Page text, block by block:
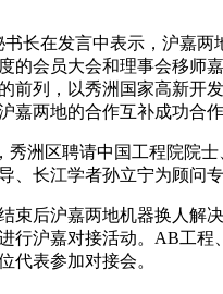
书长在发言中表示， 沪嘉两
的会员大会和理事会移师
前列，以秀洲国家高新开
嘉两地的合作互补成功合作
秀洲区聘请中国工程院院
、长江学者孙立宁为顾问专
束后沪嘉两地机器换人解
行沪嘉对接活动。AB工
代表参加对接会。